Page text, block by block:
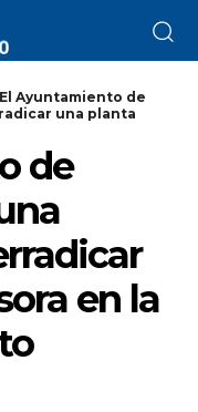
El Ayuntamiento de
una planta
de
en la